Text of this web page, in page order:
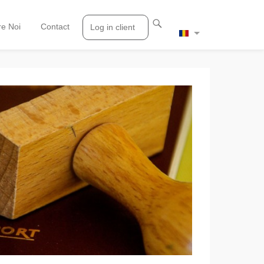
Noi Contact Log in client